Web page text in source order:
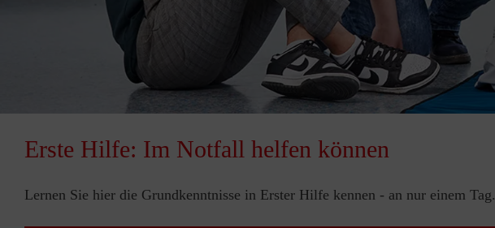
Erste Hilfe: Im Notfall helfen können
Lernen Sie hier die Grundkenntnisse in Erster Hilfe kennen - an nur einem Tag.